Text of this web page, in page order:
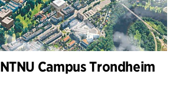
NTNU Campus Trondheim